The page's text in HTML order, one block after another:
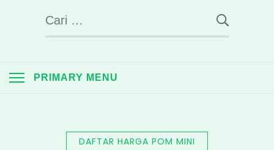
Cari
untuk:
PRIMARY MENU
DAFTAR HARGA POM MINI